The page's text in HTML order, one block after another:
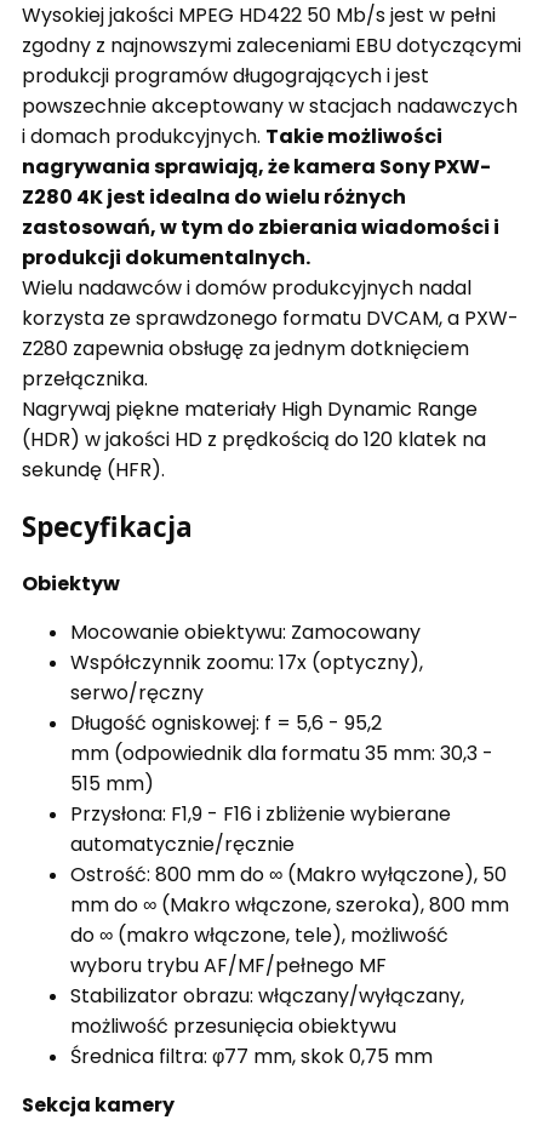
Wysokiej jakości MPEG HD422 50 Mb/s jest w pełni
zgodny z najnowszymi zaleceniami EBU dotyczącymi
produkcji programów długogrających i jest
powszechnie akceptowany w stacjach nadawczych
i domach produkcyjnych. Takie możliwości
nagrywania sprawiają, że kamera Sony PXW-
Z280 4K jest idealna do wielu różnych
zastosowań, w tym do zbierania wiadomości i
produkcji dokumentalnych.
Wielu nadawców i domów produkcyjnych nadal
korzysta ze sprawdzonego formatu DVCAM, a PXW-
Z280 zapewnia obsługę za jednym dotknięciem
przełącznika.
Nagrywaj piękne materiały High Dynamic Range
(HDR) w jakości HD z prędkością do 120 klatek na
sekundę (HFR).
Specyfikacja
Obiektyw
Mocowanie obiektywu: Zamocowany
Współczynnik zoomu: 17x (optyczny),
serwo/ręczny
Długość ogniskowej: f = 5,6 - 95,2
mm (odpowiednik dla formatu 35 mm: 30,3 -
515 mm)
Przysłona: F1,9 - F16 i zbliżeniewybierane
automatycznie/ręcznie
Ostrość: 800 mm do ∞ (Makro wyłączone), 50
mm do ∞ (Makro włączone, szeroka),800 mm
do ∞ (makro włączone, tele), możliwość
wyboru trybu AF/MF/pełnego MF
Stabilizator obrazu: włączany/wyłączany,
możliwość przesunięcia obiektywu
Średnica filtra: φ77 mm, skok 0,75 mm
Sekcja kamery